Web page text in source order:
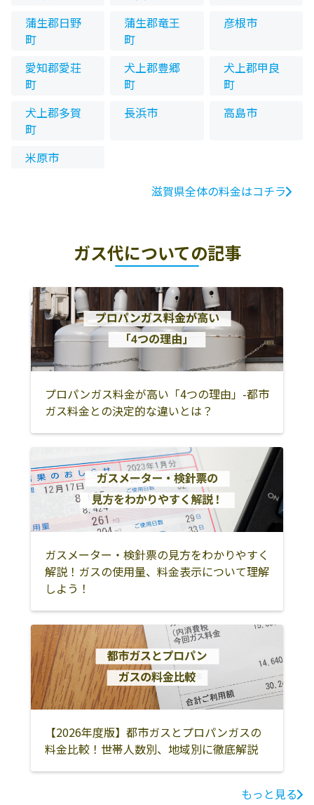
蒲生郡日野
町
蒲生郡竜王
町
彦根市
愛知郡愛荘
町
犬上郡豊郷
町
犬上郡甲良
町
犬上郡多賀
町
長浜市 高島市
米原市
滋賀県全体の料金はコチラ
ガス代についての記事
プロパンガス料金が高い「4つの理由」-都市
ガス料金との決定的な違いとは？
ガスメーター・検針票の見方をわかりやすく
解説！ガスの使用量、料金表示について理解
しよう！
【2026年度版】都市ガスとプロパンガスの
料金比較！世帯人数別、地域別に徹底解説
もっと見る